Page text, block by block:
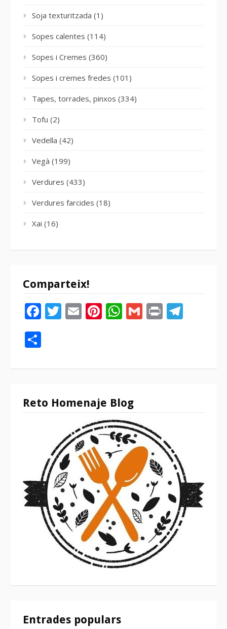
Soja texturitzada (1)
Sopes calentes (114)
Sopes i Cremes (360)
Sopes i cremes fredes (101)
Tapes, torrades, pinxos (334)
Tofu (2)
Vedella (42)
Vegà (199)
Verdures (433)
Verdures farcides (18)
Xai (16)
Comparteix!
Facebook
Twitter
EmailPinterest
WhatsApp
Gmail
Print
Reto Homenaje Blog
Entrades populars